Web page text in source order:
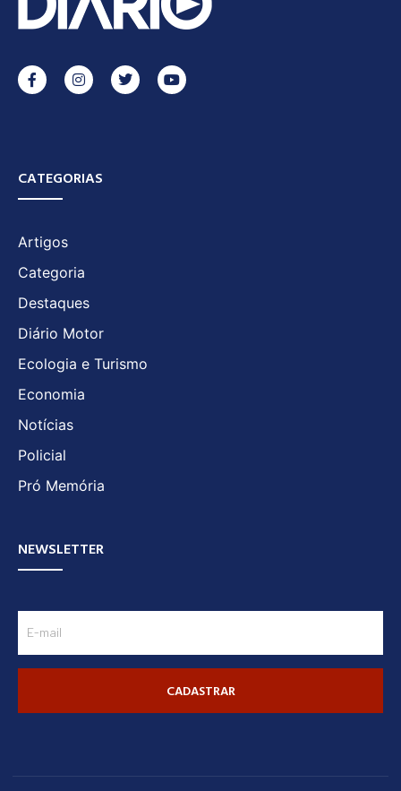
CATEGORIAS
Artigos
Categoria
Destaques
Diário Motor
Ecologia e Turismo
Economia
Notícias
Policial
Pró Memória
NEWSLETTER
CADASTRAR